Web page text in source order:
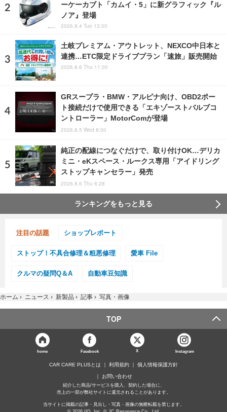
ーケーカブト「カムイ・5」に新グラフィック『ル
ノア』登場
2026.8.4 Tue 13:00
土岐プレミアム・アウトレット、NEXCO中日本と
連携…ETC限定ドライブプラン「速旅」販売開始
2026.8.6 Thu 11:00
GRスープラ・BMW・アルピナ向け、OBD2ポー
ト接続だけで使用できる「エキゾーストバルブコ
ントローラー」MotorComが登場
2026.8.5 Wed 8:00
純正の配線につなぐだけで、取り付けOK…デリカ
ミニ・eKスペース・ルークス専用「アイドリング
ストップキャンセラー」発売
2026.8.6 Thu 6:28
ランキングをもっと見る
注目の話題 ショップレポート
ストップ！不具合修理＆粗悪修理 愛車 File
クルマの疑問Q＆A 自動車豆知識
ホーム › ニュース › 新製品 › 記事 › 写真・画像
TOP
home Facebook X Instagram
CAR CARE PLUSとは 利用規約 個人情報保護方針
お問い合わせ
紹介した商品/サービスを購入、契約した場合に、
売上の一部が弊社サイトに還元されることがあります。
当サイトに掲載の記事・見出し・写真・画像の無断転載を禁じます。